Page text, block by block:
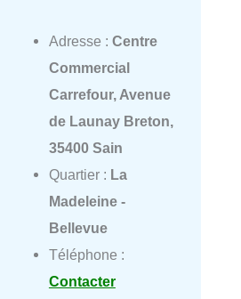
Adresse : Centre
Commercial
Carrefour, Avenue
de Launay Breton,
35400 Sain
Quartier : La
Madeleine -
Bellevue
Téléphone :
Contacter